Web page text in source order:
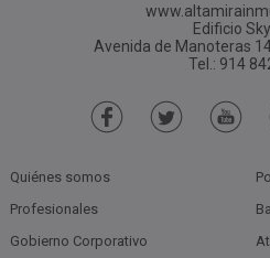
Edificio
Avenida de Manoteras
Tel.: 914
Quiénes somos
Profesionales
Gobierno Corporativo